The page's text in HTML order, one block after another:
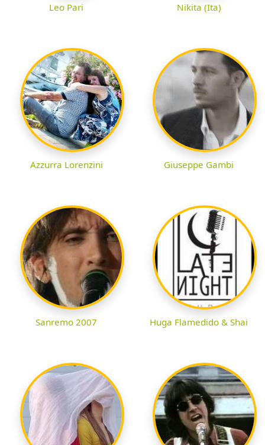
Leo Pari Nikita (Ita)
Azzurra Lorenzini Giuseppe Gambi
Sanremo 2007 Huga Flamedido & Shai